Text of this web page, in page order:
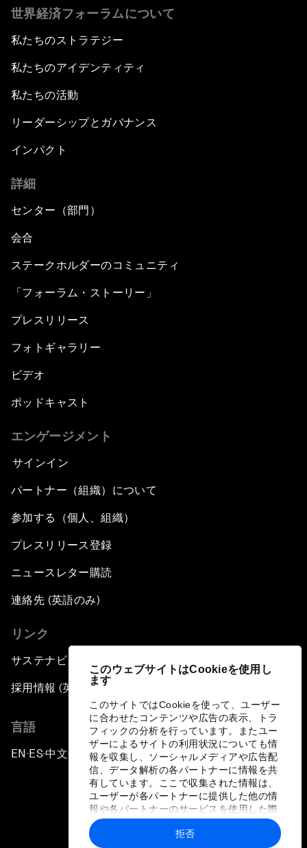
このウェブサイトはCookieを使用し
ます
このサイトではCookieを使って、ユーザー
に合わせたコンテンツや広告の表示、トラ
フィックの分析を行っています。またユー
ザーによるサイトの利用状況についても情
報を収集し、ソーシャルメディアや広告配
信、データ解析の各パートナーに情報を共
有しています。ここで収集された情報は、
ユーザーが各パートナーに提供した他の情
報や各パートナーのサービスを使用した際
に収集された情報と組み合わされ、各パー
トナーによって使用されることがありま
拒否
世界経済フォーラムについて
私たちのストラテジー
私たちのアイデンティティ
私たちの活動
リーダーシップとガバナンス
インパクト
詳細
センター（部門）
会合
ステークホルダーのコミュニティ
「フォーラム・ストーリー」
プレスリリース
フォトギャラリー
ビデオ
ポッドキャスト
エンゲージメント
サインイン
パートナー（組織）について
参加する（個人、組織）
プレスリリース登録
ニュースレター購読
連絡先 (英語のみ)
リンク
サステナビリティへの取り組み
採用情報 (英語のみ)
言語
EN ▪ES▪中文▪ 日本語